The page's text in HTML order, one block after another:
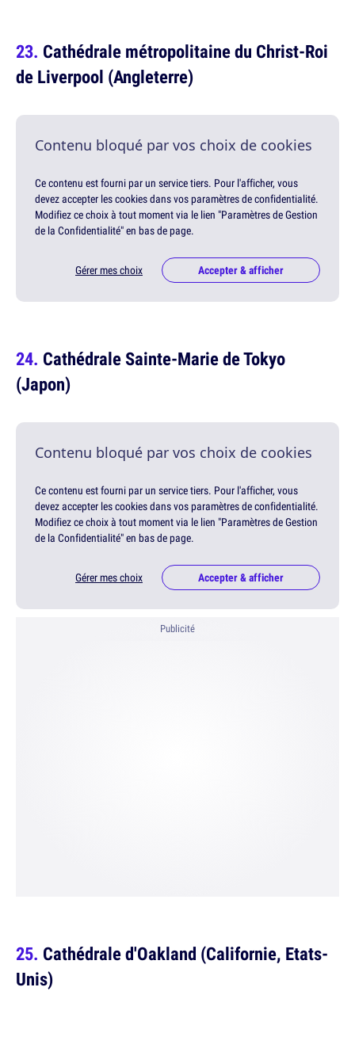
Cathédrale métropolitaine du Christ-Roi
de Liverpool (Angleterre)
Contenu bloqué par vos choix de cookies
Ce contenu est fourni par un service tiers. Pour l'afficher, vous
devez accepter les cookies dans vos paramètres de confidentialité.
Modifiez ce choix à tout moment via le lien "Paramètres de Gestion
de la Confidentialité" en bas de page.
Gérer mes choix Accepter & afficher
Cathédrale Sainte-Marie de Tokyo
(Japon)
Contenu bloqué par vos choix de cookies
Ce contenu est fourni par un service tiers. Pour l'afficher, vous
devez accepter les cookies dans vos paramètres de confidentialité.
Modifiez ce choix à tout moment via le lien "Paramètres de Gestion
de la Confidentialité" en bas de page.
Gérer mes choix Accepter & afficher
Publicité
Cathédrale d'Oakland (Californie, Etats-
Unis)